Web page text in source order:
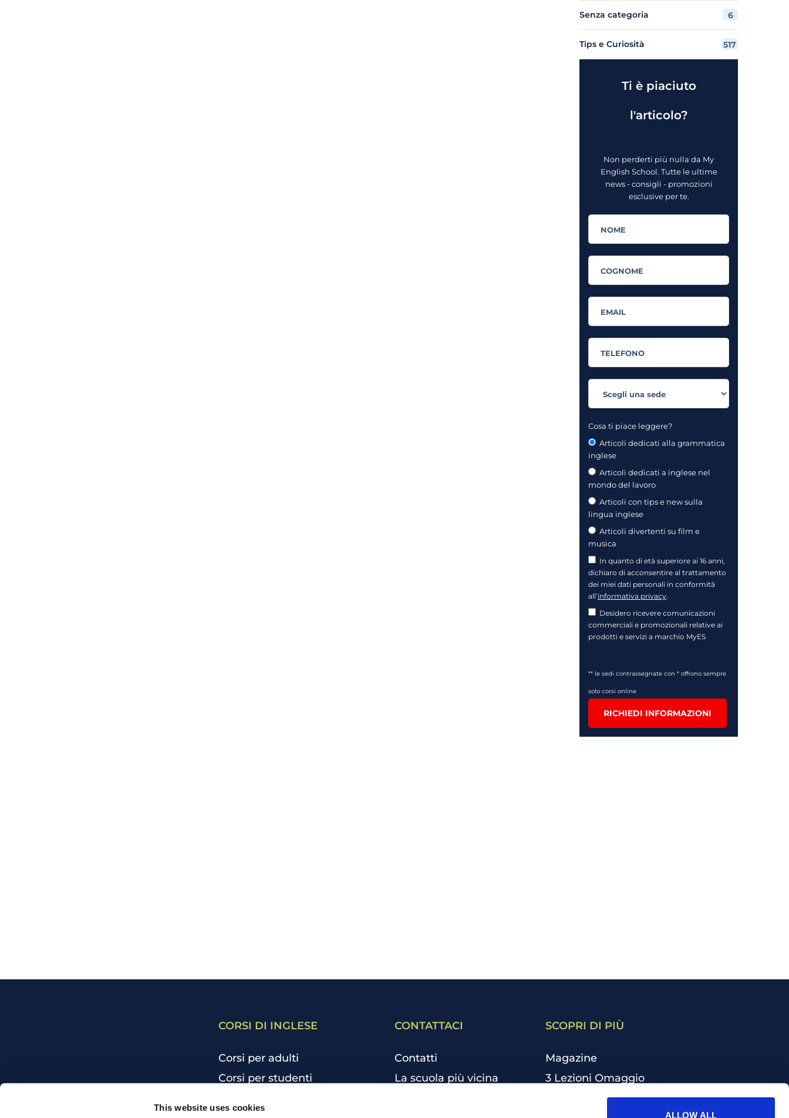
This website uses cookies
ALLOW ALL
Senza categoria 6
Tips e Curiosità 517
Ti è piaciuto
l'articolo?
Non perderti più nulla da My
English School. Tutte le ultime
news - consigli - promozioni
esclusive per te.
Cosa ti piace leggere?
Articoli dedicati alla grammatica
inglese
Articoli dedicati a inglese nel
mondo del lavoro
Articoli con tips e new sulla
lingua inglese
Articoli divertenti su film e
musica
In quanto di età superiore ai 16 anni,
dichiaro di acconsentire al trattamento
dei miei dati personali in conformità
all’informativa privacy.
Desidero ricevere comunicazioni
commerciali e promozionali relative ai
prodotti e servizi a marchio MyES
** le sedi contrassegnate con * offrono sempre
solo corsi online
RICHIEDI INFORMAZIONI
CORSI DI INGLESE
Corsi per adulti
Corsi per studenti
CONTATTACI
Contatti
La scuola più vicina
SCOPRI DI PIÙ
Magazine
3 Lezioni Omaggio